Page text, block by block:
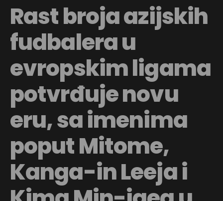
Rast broja azijskih
fudbalera u
evropskim ligama
potvrđuje novu
eru, sa imenima
poput Mitome,
Kanga-in Leeja i